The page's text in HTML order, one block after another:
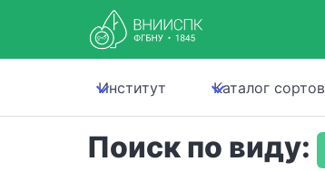
Институт Каталог сортов
Поиск по виду: